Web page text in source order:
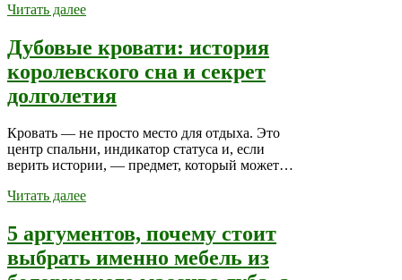
Читать далее
Дубовые кровати: история
королевского сна и секрет
долголетия
Кровать — не просто место для отдыха. Это
центр спальни, индикатор статуса и, если
верить истории, — предмет, который может…
Читать далее
5 аргументов, почему стоит
выбрать именно мебель из